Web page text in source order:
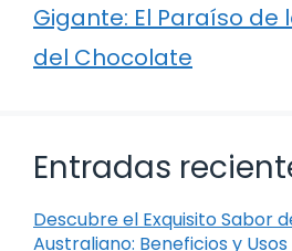
Gigante: El Paraíso de
del Chocolate
Entradas
Descubre el Exquisito Sabor
Australiano: Beneficios y Usos